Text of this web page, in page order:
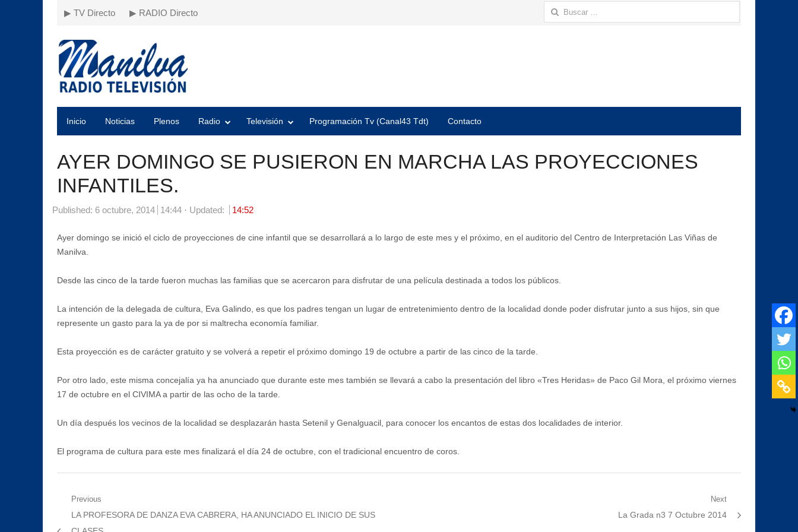
▶ TV Directo ▶ RADIO Directo Buscar:
Inicio Noticias Plenos Radio Televisión Programación Tv (Canal43 Tdt) Contacto
AYER DOMINGO SE PUSIERON EN MARCHA LAS PROYECCIONES
INFANTILES.
Published: 6 octubre, 2014 14:44 Updated: 14:52
Ayer domingo se inició el ciclo de proyecciones de cine infantil que se desarrollará a lo largo de este mes y el próximo, en el auditorio del Centro de Interpretación Las Viñas de
Manilva.
Desde las cinco de la tarde fueron muchas las familias que se acercaron para disfrutar de una película destinada a todos los públicos.
La intención de la delegada de cultura, Eva Galindo, es que los padres tengan un lugar de entretenimiento dentro de la localidad donde poder disfrutar junto a sus hijos, sin que
represente un gasto para la ya de por si maltrecha economía familiar.
Esta proyección es de carácter gratuito y se volverá a repetir el próximo domingo 19 de octubre a partir de las cinco de la tarde.
Por otro lado, este misma concejalía ya ha anunciado que durante este mes también se llevará a cabo la presentación del libro «Tres Heridas» de Paco Gil Mora, el próximo viernes
17 de octubre en el CIVIMA a partir de las ocho de la tarde.
Un día después los vecinos de la localidad se desplazarán hasta Setenil y Genalguacil, para conocer los encantos de estas dos localidades de interior.
El programa de cultura para este mes finalizará el día 24 de octubre, con el tradicional encuentro de coros.
Navegación
Previous
Previous
post:
LA PROFESORA DE DANZA EVA CABRERA, HA ANUNCIADO EL INICIO DE SUS
Next
Next
La Grada n3 7 Octubre 2014